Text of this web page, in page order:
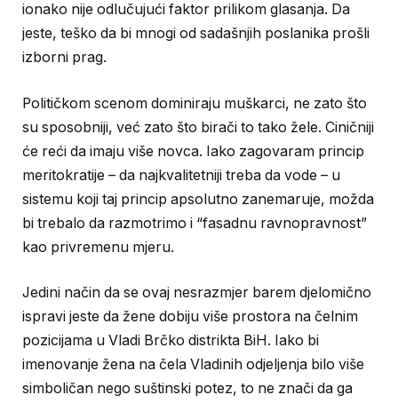
ionako nije odlučujući faktor prilikom glasanja. Da
jeste, teško da bi mnogi od sadašnjih poslanika prošli
izborni prag.
Političkom scenom dominiraju muškarci, ne zato što
su sposobniji, već zato što birači to tako žele. Ciničniji
će reći da imaju više novca. Iako zagovaram princip
meritokratije – da najkvalitetniji treba da vode – u
sistemu koji taj princip apsolutno zanemaruje, možda
bi trebalo da razmotrimo i “fasadnu ravnopravnost”
kao privremenu mjeru.
Jedini način da se ovaj nesrazmjer barem djelomično
ispravi jeste da žene dobiju više prostora na čelnim
pozicijama u Vladi Brčko distrikta BiH. Iako bi
imenovanje žena na čela Vladinih odjeljenja bilo više
simboličan nego suštinski potez, to ne znači da ga